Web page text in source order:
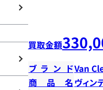
買取金額
ブランドVan
商品名 ヴィン